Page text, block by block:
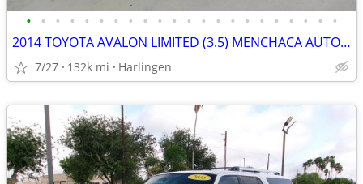
• • • • • • • • • • • • • • • • • • • • • •
2014 TOYOTA AVALON LIMITED (3.5) MENCHACA AUTO SALES
7/27 132k mi Harlingen